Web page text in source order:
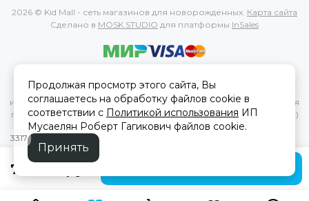
77 900 руб
2026 © Kid Mall - сеть магазинов для новорожденных. Карта сайта
Сделано в MOSK.STUDIO для платформы InSales
характеристик, стоимости товаров и услуг, носит
информационный характер и ни при каких условиях не является
публичной офертой, определяемой положениями Статьи 437(2)
Гражданского кодекса РФ.
3317
Продолжая просмотр этого сайта, Вы
соглашаетесь на обработку файлов cookie в
соответствии с Политикой использования ИП
Мусаелян Роберт Гагикович файлов cookie.
Принять